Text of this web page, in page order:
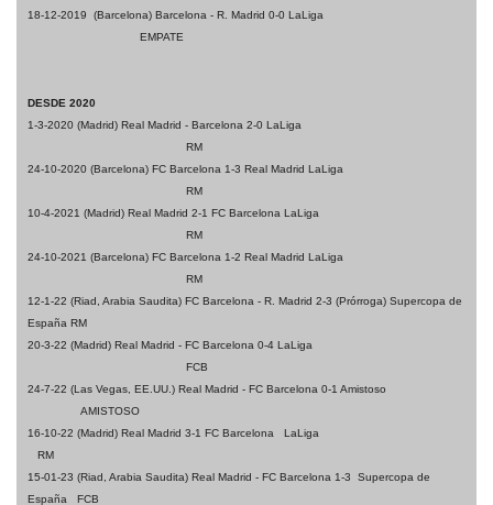
18-12-2019 (Barcelona) Barcelona - R. Madrid 0-0 LaLiga
EMPATE
DESDE 2020
1-3-2020 (Madrid) Real Madrid - Barcelona 2-0 LaLiga
RM
24-10-2020 (Barcelona) FC Barcelona 1-3 Real Madrid LaLiga
RM
10-4-2021 (Madrid) Real Madrid 2-1 FC Barcelona LaLiga
RM
24-10-2021 (Barcelona) FC Barcelona 1-2 Real Madrid LaLiga
RM
12-1-22 (Riad, Arabia Saudita) FC Barcelona - R. Madrid 2-3 (Prórroga) Supercopa de
España RM
20-3-22 (Madrid) Real Madrid - FC Barcelona 0-4 LaLiga
FCB
24-7-22 (Las Vegas, EE.UU.) Real Madrid - FC Barcelona 0-1 Amistoso
AMISTOSO
16-10-22 (Madrid) Real Madrid 3-1 FC Barcelona LaLiga
RM
15-01-23 (Riad, Arabia Saudita) Real Madrid - FC Barcelona 1-3 Supercopa de
España FCB